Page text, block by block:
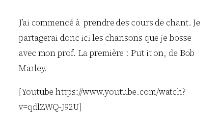
J’ai commencé à prendre des cours de chant. Je
partagerai donc ici les chansons que je bosse
avec mon prof. La première : Put it on, de Bob
Marley.
[Youtube https://www.youtube.com/watch?
v=qdlZWQ-J92U]